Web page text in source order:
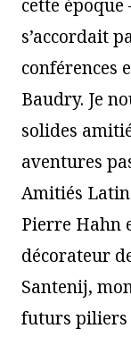
cette époque
s’accordait
conférences
Baudry. Je
solides
aventures
Amitiés
Pierre Hahn
décorateur
Santenij,
futurs piliers